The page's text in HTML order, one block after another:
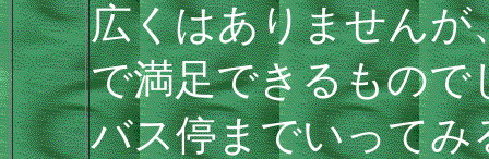
広くはありませんが
で満足できるもので
バス停までいってみ